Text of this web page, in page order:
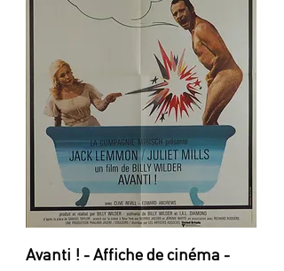
Avanti ! - Affiche de cinéma -